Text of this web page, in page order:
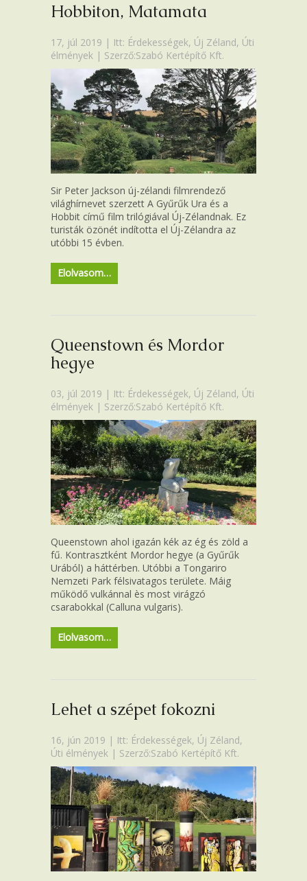
Hobbiton, Matamata
17, júl 2019 | Itt: Érdekességek, Új Zéland, Úti
élmények | Szerző:Szabó Kertépítő Kft.
Sir Peter Jackson új-zélandi filmrendező
világhírnevet szerzett A Gyűrűk Ura és a
Hobbit című film trilógiával Új-Zélandnak. Ez
turisták özönét indította el Új-Zélandra az
utóbbi 15 évben.
Elolvasom…
Queenstown és Mordor
hegye
03, júl 2019 | Itt: Érdekességek, Új Zéland, Úti
élmények | Szerző:Szabó Kertépítő Kft.
Queenstown ahol igazán kék az ég és zöld a
fű. Kontrasztként Mordor hegye (a Gyűrűk
Urából) a háttérben. Utóbbi a Tongariro
Nemzeti Park félsivatagos területe. Máig
működő vulkánnal ès most virágzó
csarabokkal (Calluna vulgaris).
Elolvasom…
Lehet a szépet fokozni
16, jún 2019 | Itt: Érdekességek, Új Zéland,
Úti élmények | Szerző:Szabó Kertépítő Kft.